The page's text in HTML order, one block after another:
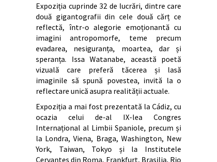
Expoziția cuprinde 32 de lucrări, dintre care
două gigantografii din cele două cărț ce
reflectă, într-o alegorie emoționantă cu
imagini antropomorfe, teme precum
evadarea, nesiguranța, moartea, dar și
speranța. Issa Watanabe, această poetă
vizuală care preferă tăcerea și lasă
imaginile să spună povestea, invită la o
reflectare unică asupra realității actuale.
Expoziția a mai fost prezentată la Cádiz, cu
ocazia celui de-al IX-lea Congres
Internațional al Limbii Spaniole, precum și
la Londra, Viena, Braga, Washington, New
York, Taiwan, Tokyo și la Institutele
Cervantes din Roma, Frankfurt, Brasilia, Rio